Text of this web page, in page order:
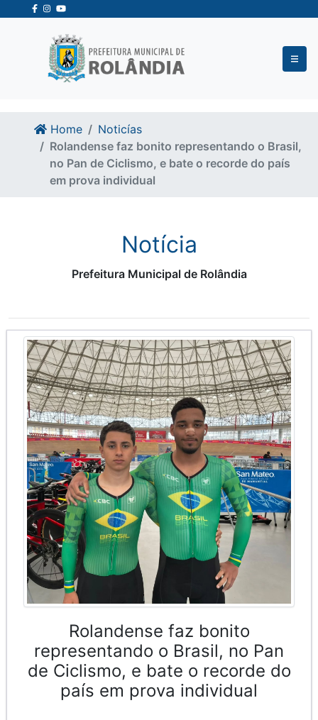
Ir para o conteudo
Ir para o fim do conteudo
Home
Noticías
Rolandense faz bonito representando o Brasil,
no Pan de Ciclismo, e bate o recorde do país
em prova individual
Notícia
Prefeitura Municipal de Rolândia
Rolandense faz bonito
representando o Brasil, no Pan
de Ciclismo, e bate o recorde do
país em prova individual